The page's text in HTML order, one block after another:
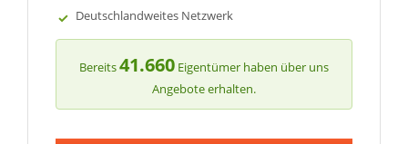
Deutschlandweites Netzwerk
Bereits41.660 Eigentümer haben über uns
Angebote erhalten.